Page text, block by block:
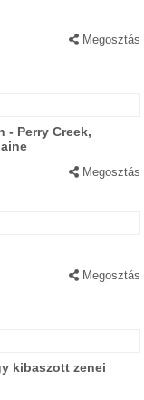
Megosztás
- Perry Creek,
Megosztás
Megosztás
kibaszott zenei